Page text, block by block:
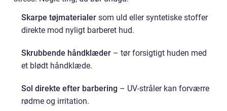
Skarpe tøjmaterialer som uld eller syntetiske stoffer
direkte mod nyligt barberet hud.
Skrubbende håndklæder – tør forsigtigt huden med
et blødt håndklæde.
Sol direkte efter barbering – UV-stråler kan forværre
rødme og irritation.